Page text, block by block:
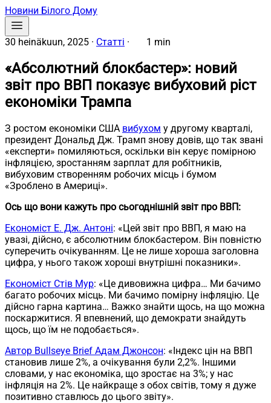
Новини Білого Дому
30 heinäkuun, 2025 · Статті · 1 min
«Абсолютний блокбастер»: новий
звіт про ВВП показує вибуховий ріст
економіки Трампа
З ростом економіки США вибухом у другому кварталі,
президент Дональд Дж. Трамп знову довів, що так звані
«експерти» помиляються, оскільки він керує помірною
інфляцією, зростанням зарплат для робітників,
вибуховим створенням робочих місць і бумом
«Зроблено в Америці».
Ось що вони кажуть про сьогоднішній звіт про ВВП:
Економіст Е. Дж. Антоні: «Цей звіт про ВВП, я маю на
увазі, дійсно, є абсолютним блокбастером. Він повністю
суперечить очікуванням. Це не лише хороша заголовна
цифра, у нього також хороші внутрішні показники».
Економіст Стів Мур: «Це дивовижна цифра… Ми бачимо
багато робочих місць. Ми бачимо помірну інфляцію. Це
дійсно гарна картина… Важко знайти щось, на що можна
поскаржитися. Я впевнений, що демократи знайдуть
щось, що їм не подобається».
Автор Bullseye Brief Адам Джонсон: «Індекс цін на ВВП
становив лише 2%, а очікування були 2,2%. Іншими
словами, у нас економіка, що зростає на 3%; у нас
інфляція на 2%. Це найкраще з обох світів, тому я дуже
позитивно ставлюсь до цього звіту».